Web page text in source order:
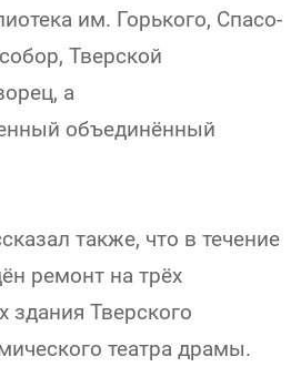
им. Горького, Спасо-
Тверской
а
объединённый
также, что в течение
ремонт на трёх
здания Тверского
театра драмы.